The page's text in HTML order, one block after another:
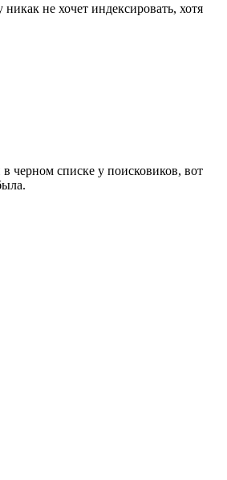
не хочет индексировать, хотя
черном списке у поисковиков, вот